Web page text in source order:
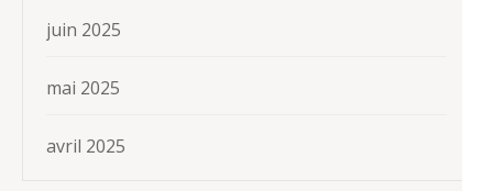
juin 2025
mai 2025
avril 2025